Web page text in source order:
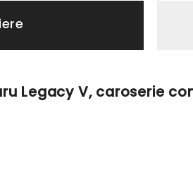
Legacy V, caroserie